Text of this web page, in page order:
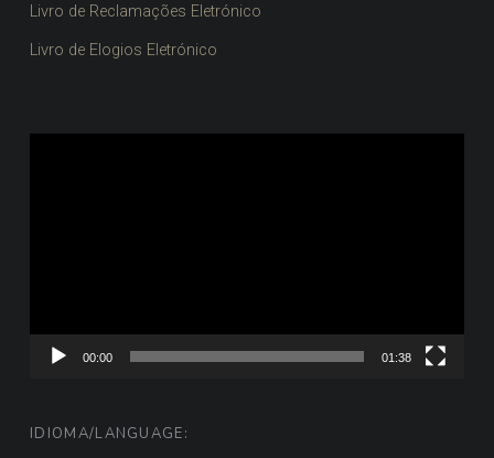
Livro de Reclamações Eletrónico
Livro de Elogios Eletrónico
00:00 01:38
IDIOMA/LANGUAGE: